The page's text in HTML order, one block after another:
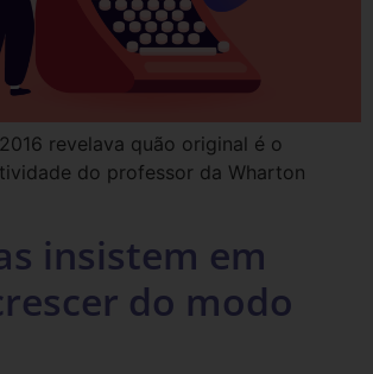
revelava quão original é o
do professor da Wharton
insistem em
do modo